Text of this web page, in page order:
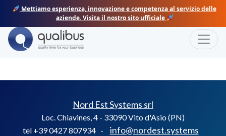
Skip
content
Mettiamo esperienza, innovazione e competenza al servizio delle
aziende. Visita il nostro sito ufficiale
INTERTECNICA
Nord Est Systems srl
Loc. Chiavines, 4 - 33090 Vito d'Asio (PN)
tel +39 0427 807934 -
info@nordest.systems